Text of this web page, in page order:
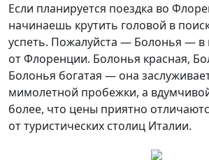
Если планируется поездка во
начинаешь крутить головой в
успеть. Пожалуйста — Болонья — в
от Флоренции. Болонья красная,
Болонья богатая — она
мимолетной пробежки, а
более, что цены приятно
от туристических столиц Италии.